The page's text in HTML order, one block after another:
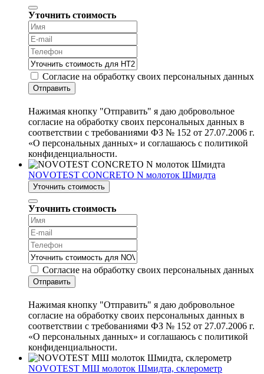
Уточнить стоимость
Согласие на обработку своих персональных данных
Отправить
Нажимая кнопку "Отправить" я даю добровольное
согласие на обработку своих персональных данных в
соответствии с требованиями ФЗ № 152 от 27.07.2006 г.
«О персональных данных» и соглашаюсь с политикой
конфиденциальности.
NOVOTEST CONCRETO N молоток Шмидта
Уточнить стоимость
Уточнить стоимость
Согласие на обработку своих персональных данных
Отправить
Нажимая кнопку "Отправить" я даю добровольное
согласие на обработку своих персональных данных в
соответствии с требованиями ФЗ № 152 от 27.07.2006 г.
«О персональных данных» и соглашаюсь с политикой
конфиденциальности.
NOVOTEST МШ молоток Шмидта, склерометр